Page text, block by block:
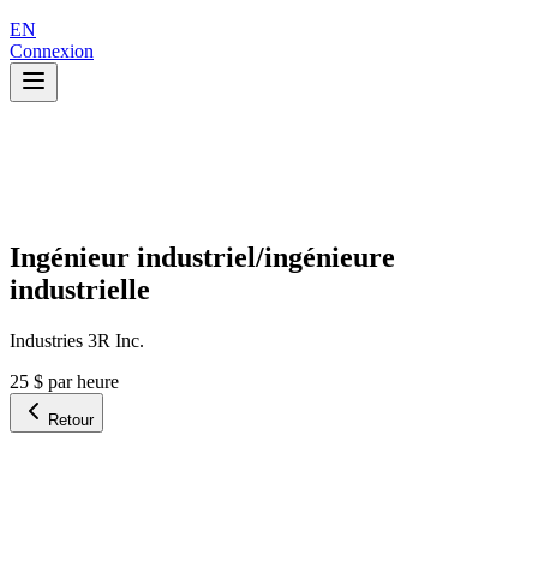
EN
Connexion
Ingénieur industriel/ingénieure
industrielle
Industries 3R Inc.
25 $ par heure
Retour